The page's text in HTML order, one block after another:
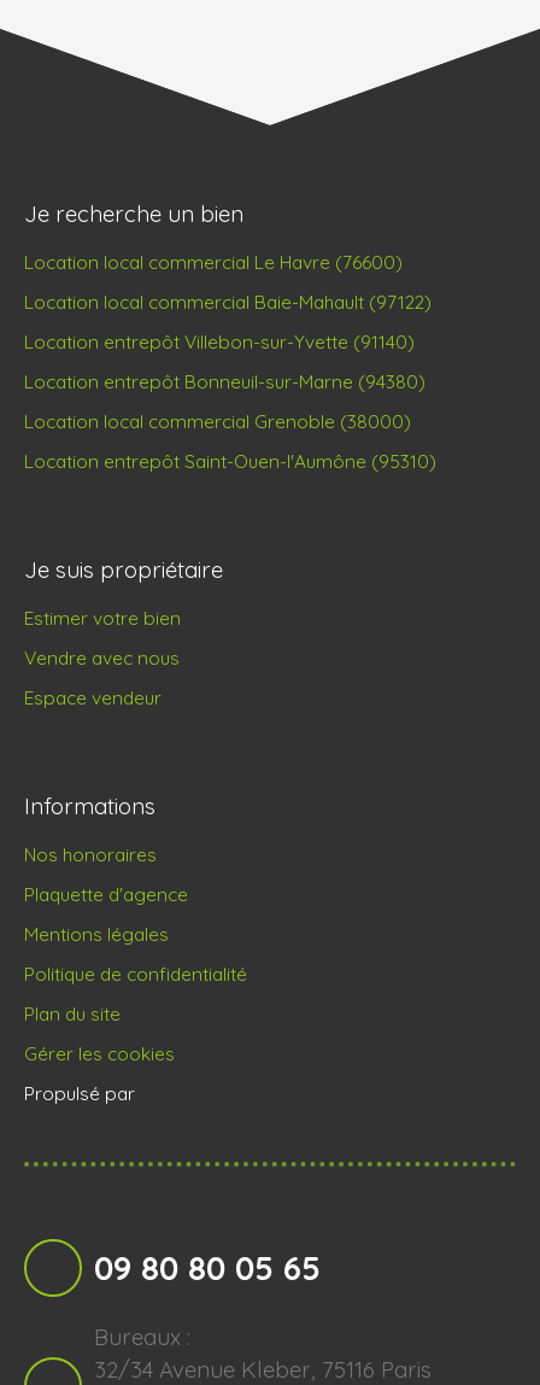
Je recherche un bien
Location local commercial Le Havre (76600)
Location local commercial Baie-Mahault (97122)
Location entrepôt Villebon-sur-Yvette (91140)
Location entrepôt Bonneuil-sur-Marne (94380)
Location local commercial Grenoble (38000)
Location entrepôt Saint-Ouen-l'Aumône (95310)
Je suis propriétaire
Estimer votre bien
Vendre avec nous
Espace vendeur
Informations
Nos honoraires
Plaquette d'agence
Mentions légales
Politique de confidentialité
Plan du site
Gérer les cookies
Propulsé par
09 80 80 05 65
Bureaux :
32/34 Avenue Kleber, 75116 Paris